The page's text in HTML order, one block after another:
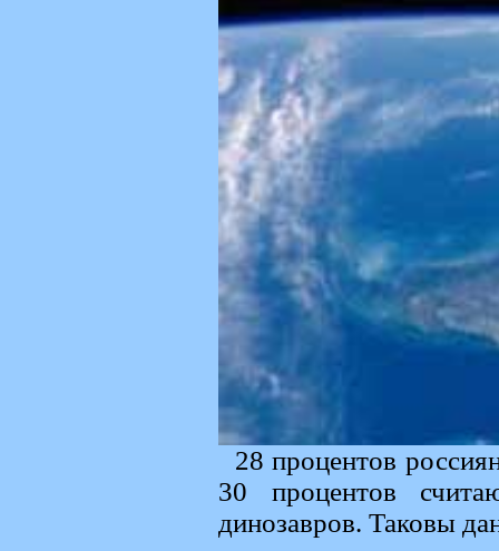
28 процентов
30 процентов
динозавров. Таковы